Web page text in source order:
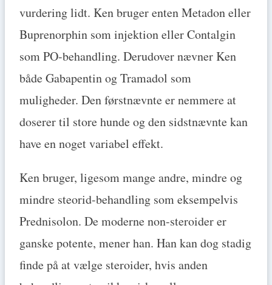
vurdering lidt. Ken bruger enten Metadon eller
Buprenorphin som injektion eller Contalgin
som PO-behandling. Derudover nævner Ken
både Gabapentin og Tramadol som
muligheder. Den førstnævnte er nemmere at
doserer til store hunde og den sidstnævnte kan
have en noget variabel effekt.
Ken bruger, ligesom mange andre, mindre og
mindre steorid-behandling som eksempelvis
Prednisolon. De moderne non-steroider er
ganske potente, mener han. Han kan dog stadig
finde på at vælge steroider, hvis anden